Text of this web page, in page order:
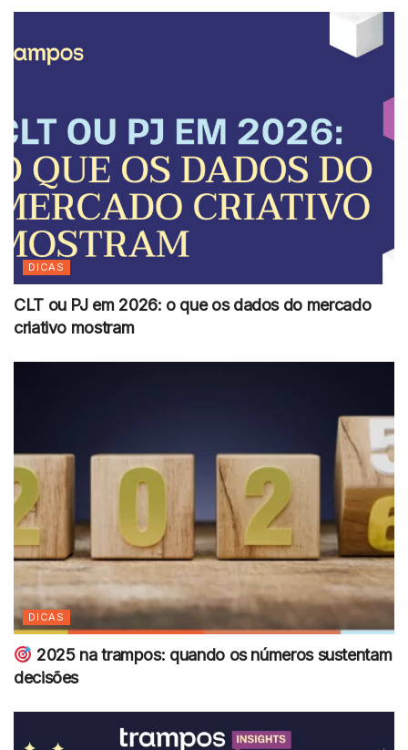
DICAS
CLT ou PJ em 2026: o que os dados do mercado
criativo mostram
DICAS
2025 na trampos: quando os números sustentam
decisões